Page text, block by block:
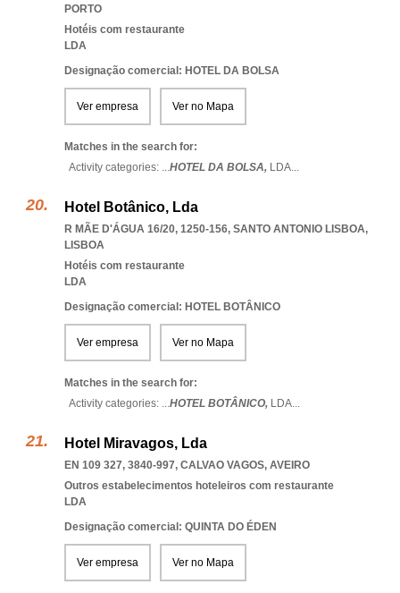
PORTO
Hotéis com restaurante
LDA
Designação comercial: HOTEL DA BOLSA
Ver empresa Ver no Mapa
Matches in the search for:
Activity categories: ...HOTEL DA BOLSA, LDA...
Hotel Botânico, Lda
R MÃE D'ÁGUA 16/20, 1250-156, SANTO ANTONIO LISBOA,
LISBOA
Hotéis com restaurante
LDA
Designação comercial: HOTEL BOTÂNICO
Ver empresa Ver no Mapa
Matches in the search for:
Activity categories: ...HOTEL BOTÂNICO, LDA...
Hotel Miravagos, Lda
EN 109 327, 3840-997, CALVAO VAGOS, AVEIRO
Outros estabelecimentos hoteleiros com restaurante
LDA
Designação comercial: QUINTA DO ÉDEN
Ver empresa Ver no Mapa